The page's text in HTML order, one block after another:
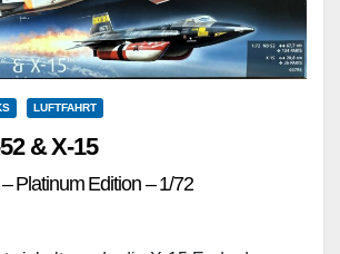
LUFTFAHRT
& X-15
Platinum Edition – 1/72